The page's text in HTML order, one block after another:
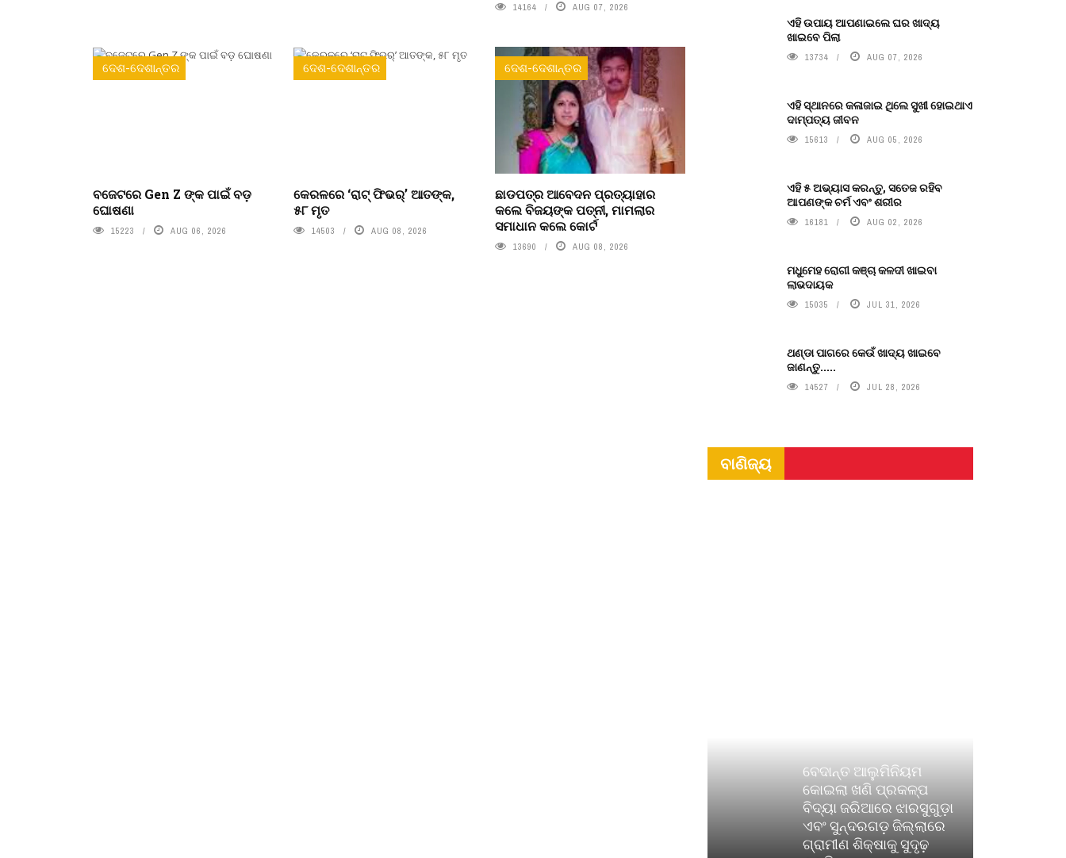
14164 AUG 07, 2026
ଦେଶ-ଦେଶାନ୍ତର
ବଜେଟରେ Gen Z ଙ୍କ ପାଇଁ ବଡ଼
ଘୋଷଣା
15223 AUG 06, 2026
ଦେଶ-ଦେଶାନ୍ତର
କେରଳରେ ‘ରାଟ୍ ଫିଭର୍’ ଆତଙ୍କ,
୫୮ ମୃତ
14503 AUG 08, 2026
ଦେଶ-ଦେଶାନ୍ତର
ଛାଡପତ୍ର ଆବେଦନ ପ୍ରତ୍ୟାହାର
କଲେ ବିଜୟଙ୍କ ପତ୍ନୀ, ମାମଲାର
ସମାଧାନ କଲେ କୋର୍ଟ
13690 AUG 08, 2026
ଏହି ଉପାୟ ଆପଣାଇଲେ ଘର ଖାଦ୍ୟ
ଖାଇବେ ପିଲା
13734 AUG 07, 2026
ଏହି ସ୍ଥାନରେ କଳାଜାଇ ଥିଲେ ସୁଖୀ ହୋଇଥାଏ
ଦାମ୍ପତ୍ୟ ଜୀବନ
15613 AUG 05, 2026
ଏହି ୫ ଅଭ୍ୟାସ କରନ୍ତୁ, ସତେଜ ରହିବ
ଆପଣଙ୍କ ଚର୍ମ ଏବଂ ଶରୀର
16181 AUG 02, 2026
ମଧୁମେହ ରୋଗୀ କଞ୍ଚା କଳଦୀ ଖାଇବା
ଲାଭଦାୟକ
15035 JUL 31, 2026
ଥଣ୍ଡା ପାଗରେ କେଉଁ ଖାଦ୍ୟ ଖାଇବେ
ଜାଣନ୍ତୁ.....
14527 JUL 28, 2026
ବାଣିଜ୍ୟ
ବେଦାନ୍ତ ଆଲୁମିନିୟମ
କୋଇଲା ଖଣି ପ୍ରକଳ୍ପ
ବିଦ୍ୟା ଜରିଆରେ ଝାରସୁଗୁଡ଼ା
ଏବଂ ସୁନ୍ଦରଗଡ଼ ଜିଲ୍ଲାରେ
ଗ୍ରାମୀଣ ଶିକ୍ଷାକୁ ସୁଦୃଢ଼